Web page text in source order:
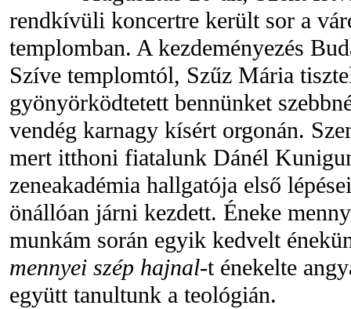
rendkívüli koncertre került sor a
templomban. A kezdeményezés
Szíve templomtól, Szűz Mária
gyönyörködtetett bennünket
vendég karnagy kísért orgonán.
mert itthoni fiatalunk Dánél
zeneakadémia hallgatója első
önállóan járni kezdett. Éneke
munkám során egyik kedvelt
mennyei szép hajnal-t énekelte
együtt tanultunk a teológián.